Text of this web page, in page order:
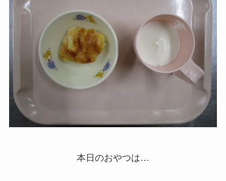
本日のおやつは…